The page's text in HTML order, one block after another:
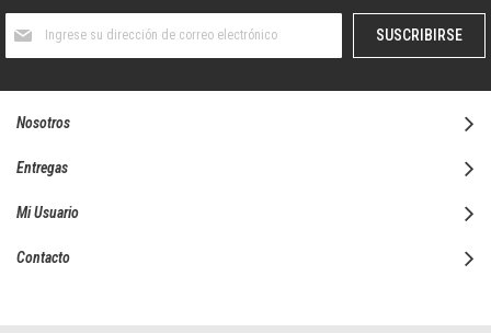
boletín
SUSCRIBIRSE
Nosotros
Entregas
Mi Usuario
Contacto